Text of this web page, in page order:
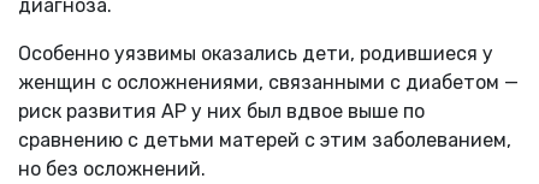
диагноза.
Особенно уязвимы оказались дети, родившиеся у
женщин с осложнениями, связанными с диабетом —
риск развития АР у них был вдвое выше по
сравнению с детьми матерей с этим заболеванием,
но без осложнений.